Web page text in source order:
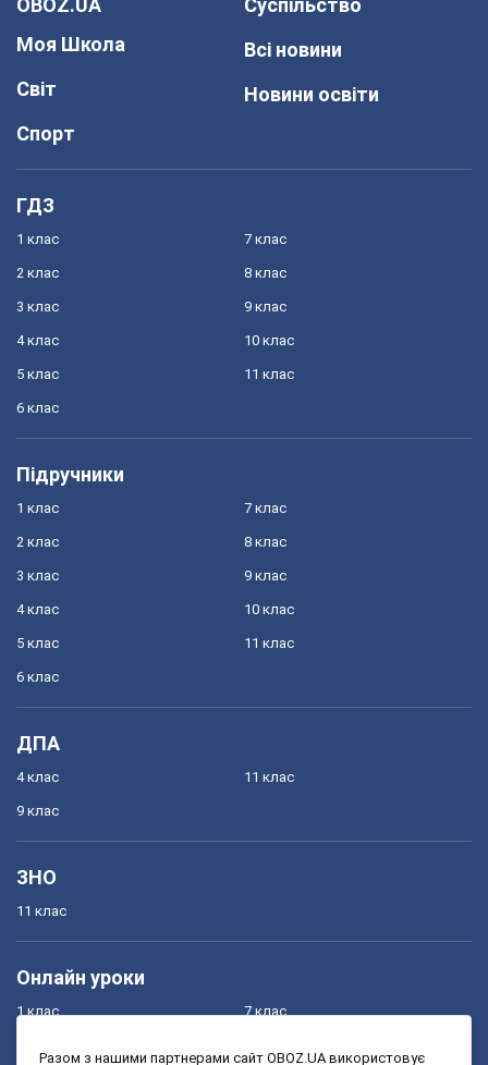
OBOZ.UA
Моя Школа
Світ
Спорт
Суспільство
Всі новини
Новини освіти
ГДЗ
1 клас
2 клас
3 клас
4 клас
5 клас
6 клас
7 клас
8 клас
9 клас
10 клас
11 клас
Підручники
1 клас
2 клас
3 клас
4 клас
5 клас
6 клас
7 клас
8 клас
9 клас
10 клас
11 клас
ДПА
4 клас
9 клас
11 клас
ЗНО
11 клас
Онлайн уроки
1 клас 7 клас
Разом з нашими партнерами сайт OBOZ.UA використовує